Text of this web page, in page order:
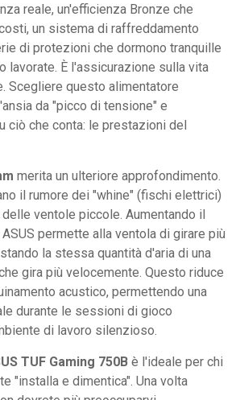
reale, un'efficienza Bronze che
un sistema di raffreddamento
di protezioni che dormono tranquille
lavorate. È l'assicurazione sulla vita
Scegliere questo alimentatore
da "picco di tensione" e
ciò che conta: le prestazioni del
merita un ulteriore approfondimento.
il rumore dei "whine" (fischi elettrici)
ventole piccole. Aumentando il
permette alla ventola di girare più
la stessa quantità d'aria di una
gira più velocemente. Questo riduce
acustico, permettendo una
durante le sessioni di gioco
di lavoro silenzioso.
TUF Gaming 750B è l'ideale per chi
"installa e dimentica". Una volta